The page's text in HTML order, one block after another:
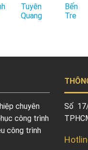
Tuyên
Quang
Bến
Tre
chuyên
công trình
công trình
Số